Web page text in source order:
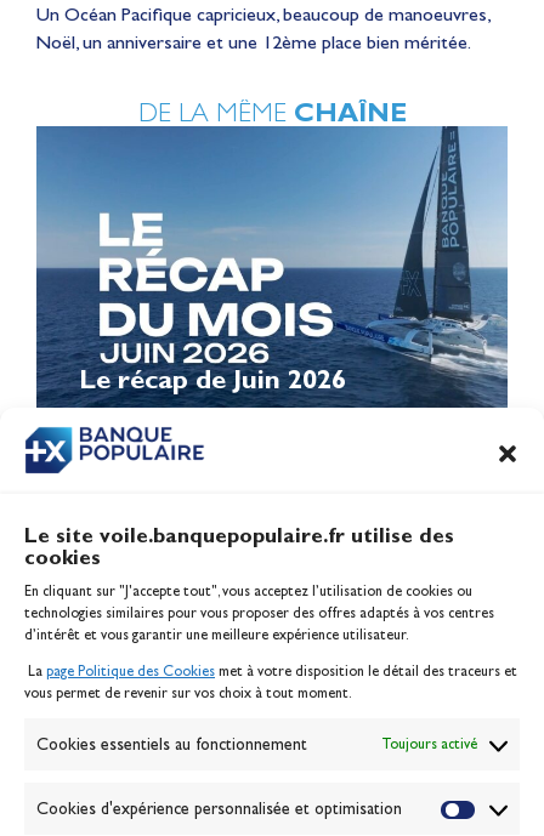
Le site voile.banquepopulaire.fr utilise des
cookies
En cliquant sur "J'accepte tout", vous acceptez l’utilisation de cookies ou
technologies similaires pour vous proposer des offres adaptés à vos centres
d’intérêt et vous garantir une meilleure expérience utilisateur.
La page Politique des Cookies met à votre disposition le détail des traceurs et
vous permet de revenir sur vos choix à tout moment.
Cookies essentiels au fonctionnement Toujours activé
Cookies d'expérience personnalisée et optimisation
Un Océan Pacifique capricieux, beaucoup de manoeuvres,
Noël, un anniversaire et une 12ème place bien méritée.
DE LA MÊME CHAÎNE
Le récap de Juin 2026
Inscription serveur média
Contact
Politique des cookies
Banque de la voile
Passion Voile TV